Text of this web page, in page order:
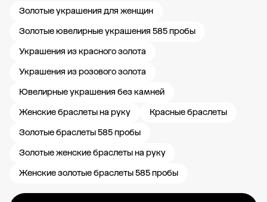
Золотые украшения для женщин
Золотые ювелирные украшения 585 пробы
Украшения из красного золота
Украшения из розового золота
Ювелирные украшения без камней
Женские браслеты на руку
Красные браслеты
Золотые браслеты 585 пробы
Золотые женские браслеты на руку
Женские золотые браслеты 585 пробы